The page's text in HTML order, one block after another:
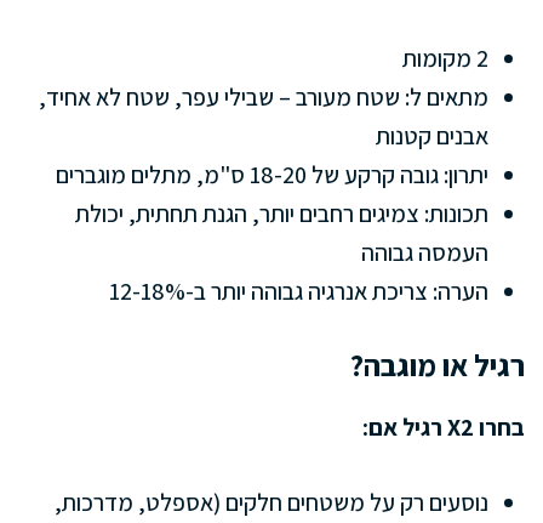
2 מקומות
מתאים ל: שטח מעורב – שבילי עפר, שטח לא אחיד,
אבנים קטנות
יתרון: גובה קרקע של 18-20 ס"מ, מתלים מוגברים
תכונות: צמיגים רחבים יותר, הגנת תחתית, יכולת
העמסה גבוהה
הערה: צריכת אנרגיה גבוהה יותר ב-12-18%
רגיל או מוגבה?
בחרו X2 רגיל אם:
נוסעים רק על משטחים חלקים (אספלט, מדרכות,